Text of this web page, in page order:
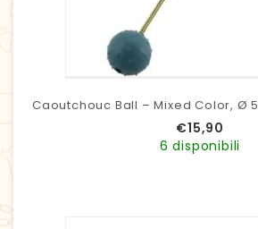
Caoutchouc Ball – Mixed Color, Ø
€15,90
6 disponibili